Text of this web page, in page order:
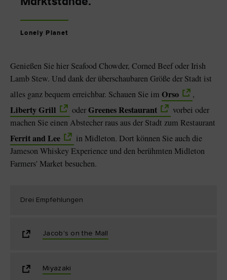
Lonely Planet
Genießen Sie hier Seafood Chowder, Corned Beef oder Irish
Lamb Stew. Und dank der überschaubaren Größe der Stadt ist
alles ganz bequem erreichbar. Schauen Sie im Orso ,
Liberty Grill oderGreenes Restaurant
vorbei oder
machen Sie einen Abstecher raus aus der Stadt zum Restaurant
Ferrit and Lee
in Midleton. Dort können Sie auch die
Jameson Whiskey Experience und den berühmten Midleton
Farmers' Market besuchen.
Drei Empfehlungen
Jacob's on the Mall
Miyazaki